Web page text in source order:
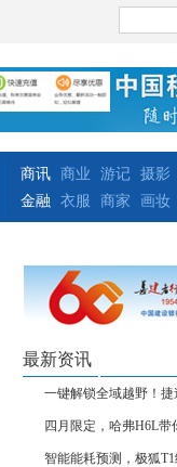
商讯 商业 游记 摄影
金融
衣服 商家 画妆
最新资讯
一键解锁全域越野！
四月限定，哈弗H6L
智能能耗预测，极狐